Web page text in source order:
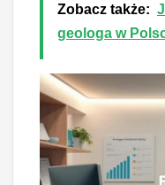
Zobacz także:
geologa w